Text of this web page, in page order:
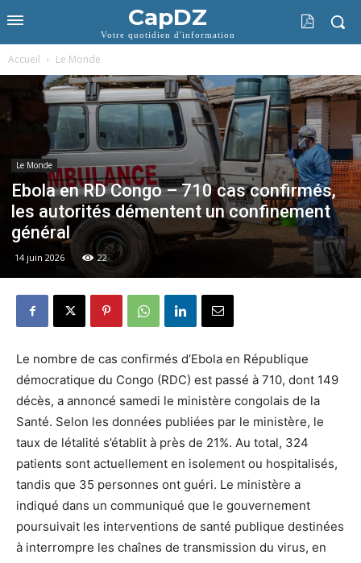
CapDZ
Votre quotidien d'information
Accueil Le Monde
Le Monde
Ebola en RD Congo – 710 cas confirmés,
les autorités démentent un confinement
général
14 juin 2026 22
Le nombre de cas confirmés d’Ebola en République
démocratique du Congo (RDC) est passé à 710, dont 149
décès, a annoncé samedi le ministère congolais de la
Santé. Selon les données publiées par le ministère, le
taux de létalité s’établit à près de 21%. Au total, 324
patients sont actuellement en isolement ou hospitalisés,
tandis que 35 personnes ont guéri. Le ministère a
indiqué dans un communiqué que le gouvernement
poursuivait les interventions de santé publique destinées
à interrompre les chaînes de transmission du virus, en